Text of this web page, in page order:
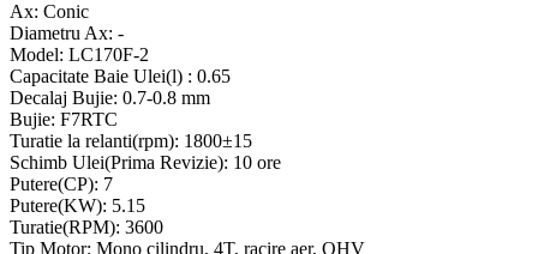
Ax: Conic
Diametru Ax: -
Model: LC170F-2
Capacitate Baie Ulei(l) : 0.65
Decalaj Bujie: 0.7-0.8 mm
Bujie: F7RTC
Turatie la relanti(rpm): 1800±15
Schimb Ulei(Prima Revizie): 10 ore
Putere(CP): 7
Putere(KW): 5.15
Turatie(RPM): 3600
Tip Motor: Mono cilindru, 4T, racire aer, OHV